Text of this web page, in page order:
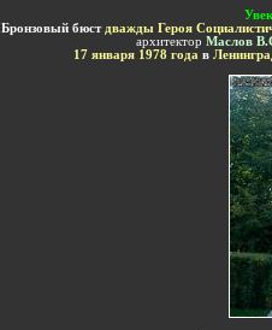
Бронзовый бюстдважды Героя
архитектор Маслов
17 января 1978 года в